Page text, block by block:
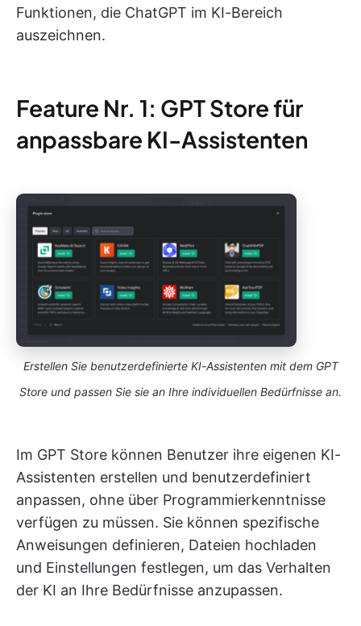
Funktionen, die ChatGPT im KI-Bereich
auszeichnen.
Feature Nr. 1: GPT Store für
anpassbare KI-Assistenten
Erstellen Sie benutzerdefinierte KI-Assistenten mit dem GPT
Store und passen Sie sie an Ihre individuellen Bedürfnisse an.
Im GPT Store können Benutzer ihre eigenen KI-
Assistenten erstellen und benutzerdefiniert
anpassen, ohne über Programmierkenntnisse
verfügen zu müssen. Sie können spezifische
Anweisungen definieren, Dateien hochladen
und Einstellungen festlegen, um das Verhalten
der KI an Ihre Bedürfnisse anzupassen.